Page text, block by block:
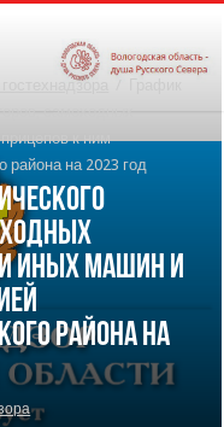
к ним
района на 2023 год
иных машин и
района на